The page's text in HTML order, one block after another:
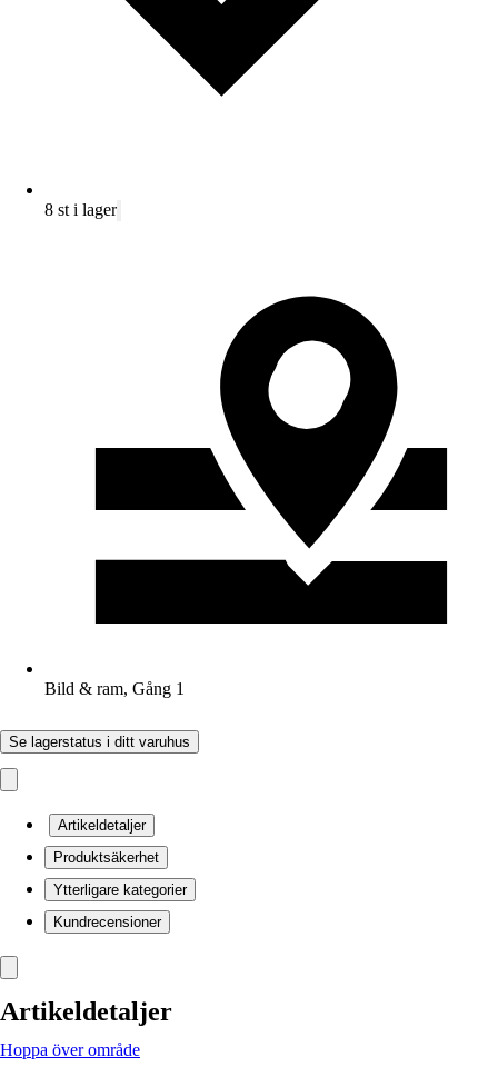
8 st i lager
Bild & ram, Gång 1
Se lagerstatus i ditt varuhus
Artikeldetaljer
Produktsäkerhet
Ytterligare kategorier
Kundrecensioner
Artikeldetaljer
Hoppa över område